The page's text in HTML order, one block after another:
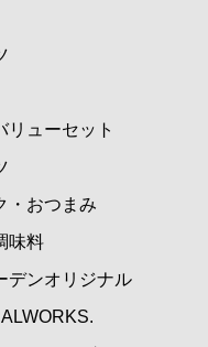
リューセット
・おつまみ
味料
デンオリジナル